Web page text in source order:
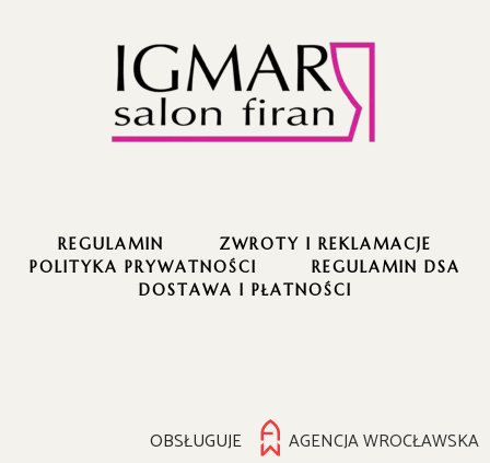
REGULAMIN
ZWROTY I REKLAMACJE
POLITYKA PRYWATNOŚCI
REGULAMIN DSA
DOSTAWA I PŁATNOŚCI
OBSŁUGUJE AGENCJA WROCŁAWSKA